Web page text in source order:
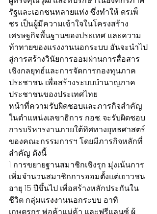
รัฐและเอกชนหลายแห่ง ซึ่งทำให้ ดร.เพ็
ชร เป็นผู้มีความเข้าใจในโครงสร้าง
เศรษฐกิจพื้นฐานของประเทศ และความ
ท้าทายของแรงงานนอกระบบ อันจะนำไป
สู่การสร้างวินัยการออมผ่านการสื่อสาร
เชิงกลยุทธ์และการจัดการกองทุนภาค
ประชาชน เพื่อสร้างระบบบำนาญภาค
ประชาชนของประเทศไทย
หน้าที่ความรับผิดชอบและภารกิจสำคัญ
ในตำแหน่งเลขาธิการ กอช. จะรับผิดชอบ
การบริหารงานภายใต้ทิศทางยุทธศาสตร์
ของคณะกรรมการฯ โดยมีภารกิจหลักที่
สำคัญ ดังนี้
1. การขยายฐานสมาชิกเชิงรุก มุ่งเน้นการ
เพิ่มจำนวนสมาชิกการออมตั้งแต่เยาวชน
อายุ 15 ปีขึ้นไป เพื่อสร้างหลักประกันใน
ชีวิต กลุ่มแรงงานนอกระบบ อาทิ
เกษตรกร พ่อค้าแม่ค้า และฟรีแลนซ์ ผู้